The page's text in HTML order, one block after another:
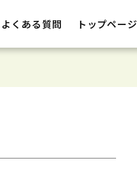
よくある質問 トップページ